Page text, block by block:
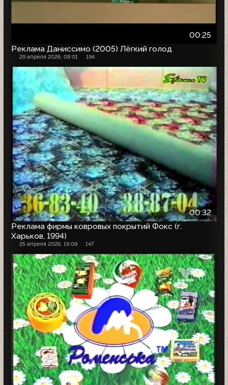
00:25
Реклама Даниссимо (2005) Лёгкий голод
29 апреля 2026, 09:01 194
00:32
Реклама фирмы ковровых покрытий Фокс (г.
Харьков, 1994)
25 апреля 2026, 19:09 147